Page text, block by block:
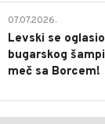
07.07.2026.
Levski se
bugarskog
meč sa Borcem!